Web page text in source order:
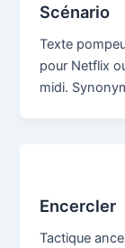
Scénario
Texte
pour Netflix
midi.
Encercler
Tactique